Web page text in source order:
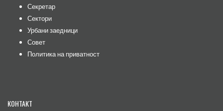
Секретар
Сектори
Урбани заедници
Совет
Политика на приватност
КОНТАКТ